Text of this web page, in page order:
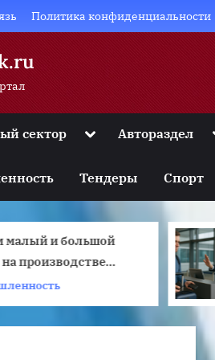
Политика конфиденциальности
сектор Toggle
menu
Toggle
menu
sub-
Автораздел
Тендеры Спорт
правила
«умных»
и
Новости